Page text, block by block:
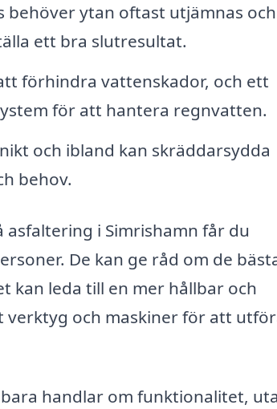
behöver ytan oftast utjämnas och
ett bra slutresultat.
förhindra vattenskador, och ett
för att hantera regnvatten.
och ibland kan skräddarsydda
behov.
i Simrishamn får du
De kan ge råd om de
kan leda till en mer hållbar och
verktyg och maskiner för att
handlar om funktionalitet,